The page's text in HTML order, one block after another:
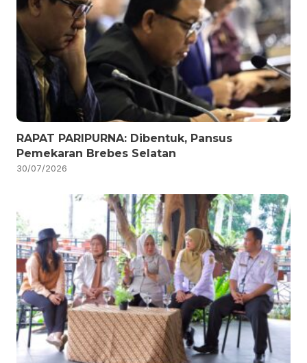
RAPAT PARIPURNA: Dibentuk, Pansus
Pemekaran Brebes Selatan
30/07/2026